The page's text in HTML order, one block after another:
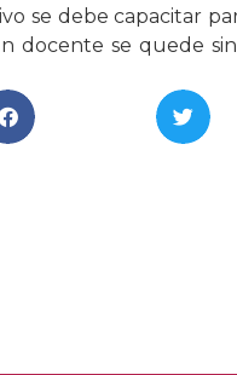
se debe capacitar
se quede